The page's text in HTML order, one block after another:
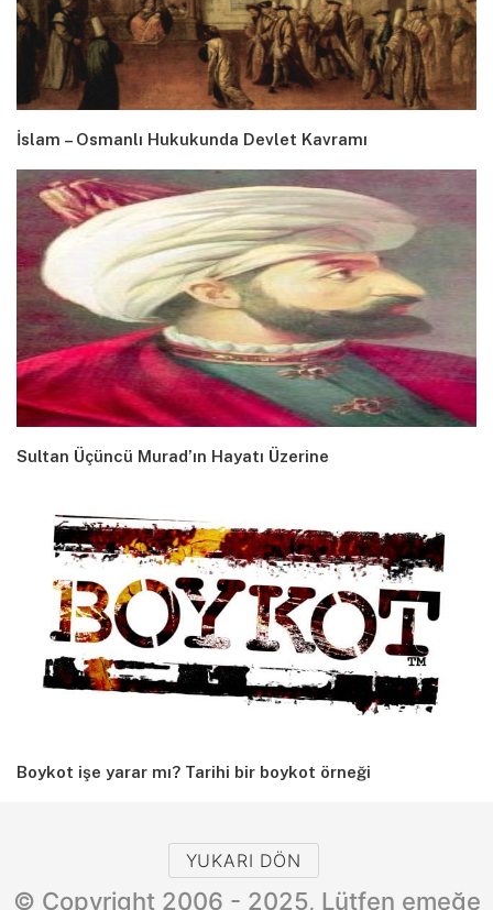
İslam – Osmanlı Hukukunda Devlet Kavramı
Sultan Üçüncü Murad’ın Hayatı Üzerine
Boykot işe yarar mı? Tarihi bir boykot örneği
YUKARI DÖN
© Copyright 2006 - 2025, Lütfen emeğe